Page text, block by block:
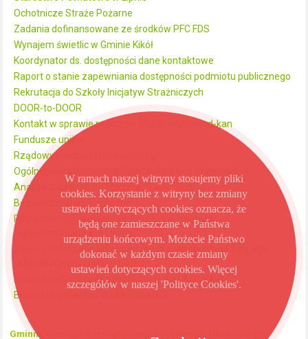
Ochotnicze Straże Pożarne
Zadania dofinansowane ze środków PFC FDS
Wynajem świetlic w Gminie Kikół
Koordynator ds. dostępności dane kontaktowe
Raport o stanie zapewniania dostępności podmiotu publicznego
Rekrutacja do Szkoły Inicjatyw Strażniczych
DOOR-to-DOOR
Kontakt w sprawie rozliczeń finansowych wod-kan
Fundusze unijne
Rządowy Fundusz Rozwoju Dróg
Ogólnopolska Kampania Dzieciństwo bez Przemocy
Analiza zagrożeń na obszarach wodnych
Bezpieczeństwo Publiczne
Regulamin publikowania informacji w mediach
społecznościowych i www
Zasady dotyczące ochrony danych osobowych na fanpage
Miasta i Gminy na Facebooku
Klauzula informacyjna profil na FB dla UMiG Kikół
Budżet obywatelski dla Miasta Kikół
Gminna Komisja Rozwiązywania Problemów Alkoholowych
W ramach naszej witryny stosujemy pliki
cookies. Korzystanie z witryny bez zmiany
ustawień dotyczących cookies oznacza, że
będą one zamieszczane w Państwa
urządzeniu końcowym. Możecie Państwo
dokonać w każdym czasie zmiany
ustawień dotyczących cookies. Więcej
szczegółów w naszej 'Polityce Cookies'.